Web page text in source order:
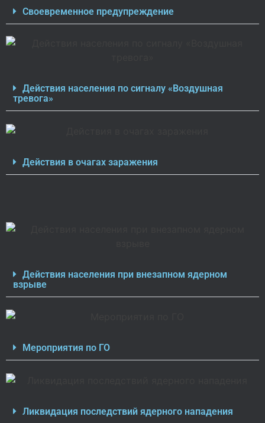
Своевременное предупреждение
Действия населения по сигналу «Воздушная
тревога»
Действия в очагах заражения
Действия населения при внезапном ядерном
взрыве
Мероприятия по ГО
Ликвидация последствий ядерного нападения